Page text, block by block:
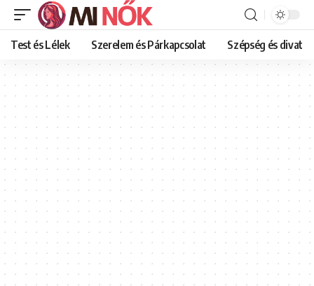
Test és Lélek Szerelem és Párkapcsolat Szépség és divat